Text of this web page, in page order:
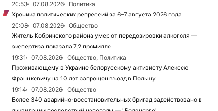
20:53
07.08.2026
Политика
Хроника политических репрессий за 6–7 августа 2026 года
20:08
07.08.2026
Общество
Житель Кобринского района умер от передозировки алкоголя —
экспертиза показала 7,2 промилле
19:31
07.08.2026
Общество, Политика
Проживающему в Украине белорусскому активисту Алексею
Францкевичу на 10 лет запрещен въезд в Польшу
19:14
07.08.2026
Общество
Более 340 аварийно-восстановительных бригад задействовано в